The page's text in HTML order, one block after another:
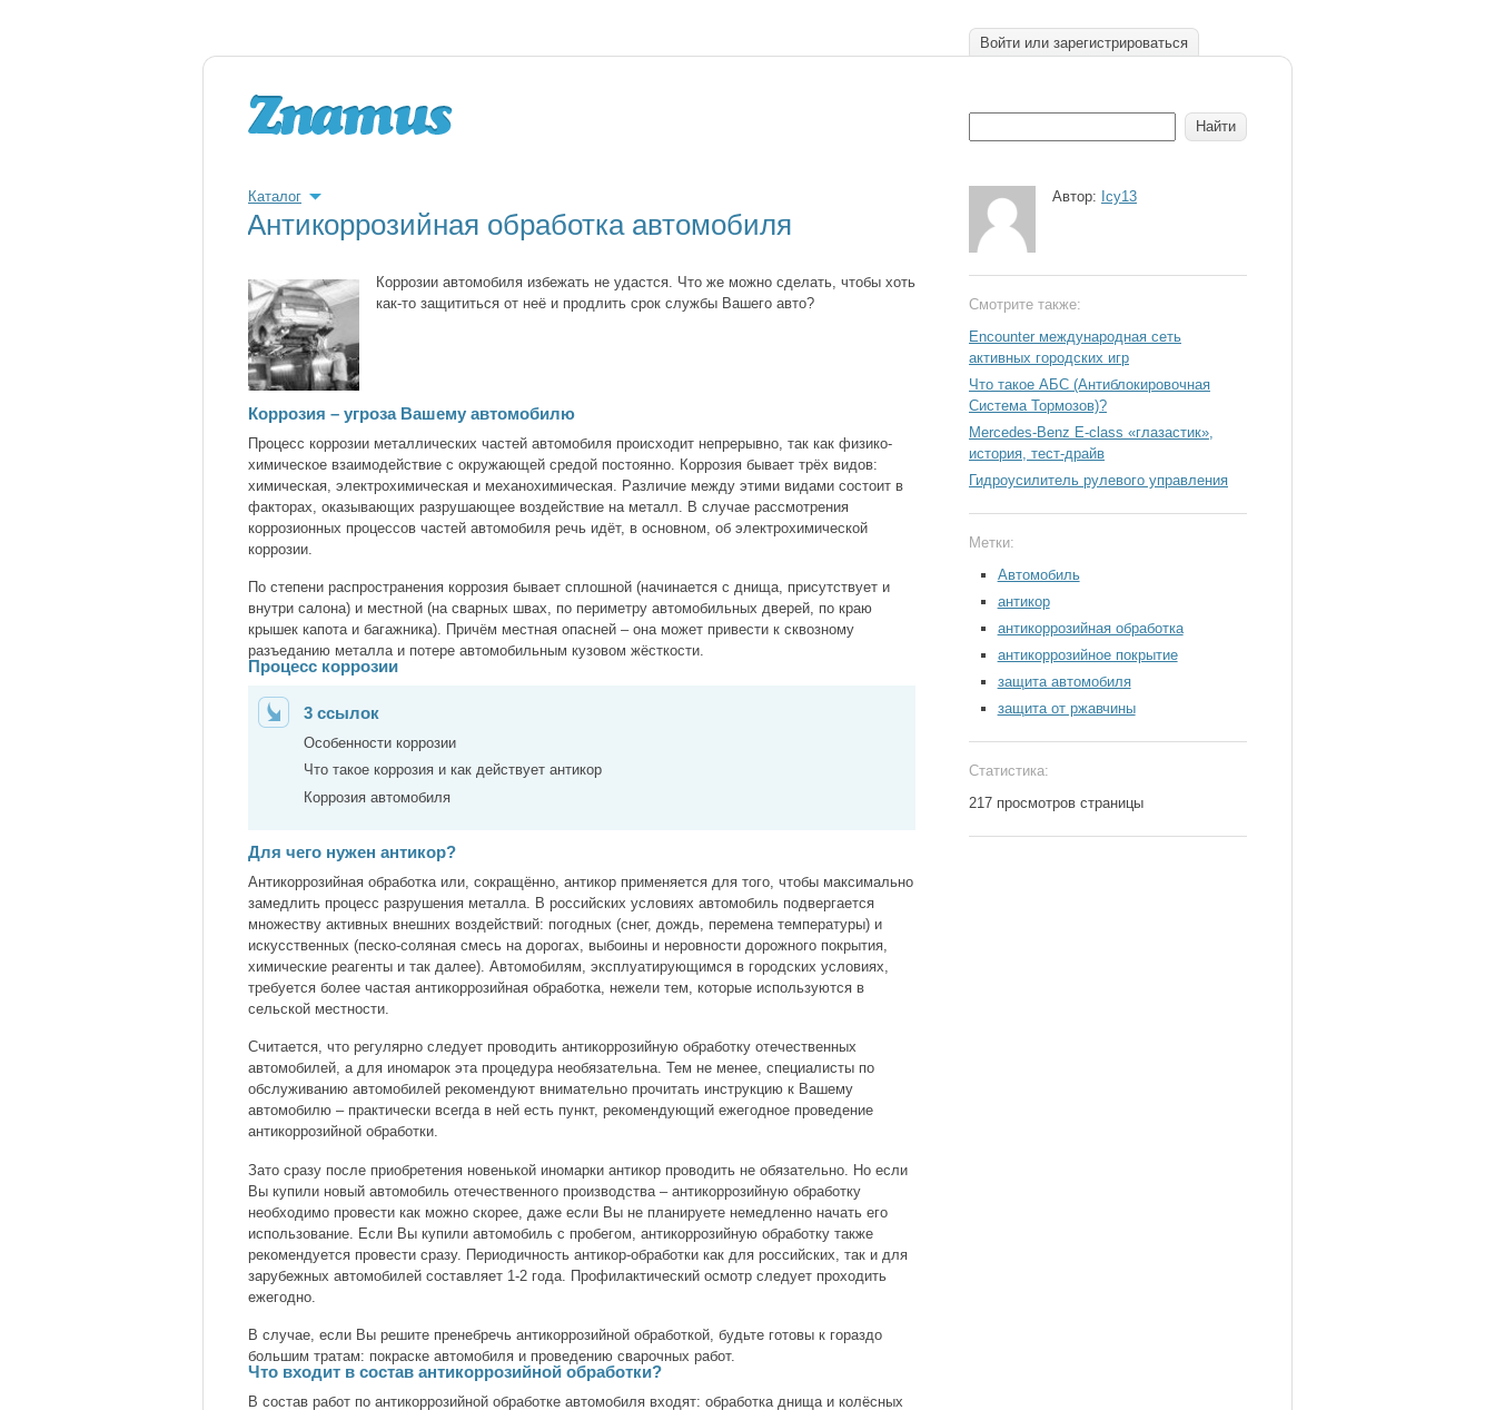
Войти или зарегистрироваться
Каталог
Антикоррозийная обработка автомобиля
Коррозии автомобиля избежать не удастся. Что же можно сделать, чтобы хоть
как-то защититься от неё и продлить срок службы Вашего авто?
Коррозия – угроза Вашему автомобилю
Процесс коррозии металлических частей автомобиля происходит непрерывно, так как физико-
химическое взаимодействие с окружающей средой постоянно. Коррозия бывает трёх видов:
химическая, электрохимическая и механохимическая. Различие между этими видами состоит в
факторах, оказывающих разрушающее воздействие на металл. В случае рассмотрения
коррозионных процессов частей автомобиля речь идёт, в основном, об электрохимической
коррозии.
По степени распространения коррозия бывает сплошной (начинается с днища, присутствует и
внутри салона) и местной (на сварных швах, по периметру автомобильных дверей, по краю
крышек капота и багажника). Причём местная опасней – она может привести к сквозному
разъеданию металла и потере автомобильным кузовом жёсткости.
Процесс коррозии
3 ссылок
Особенности коррозии
Что такое коррозия и как действует антикор
Коррозия автомобиля
Для чего нужен антикор?
Антикоррозийная обработка или, сокращённо, антикор применяется для того, чтобы максимально
замедлить процесс разрушения металла. В российских условиях автомобиль подвергается
множеству активных внешних воздействий: погодных (снег, дождь, перемена температуры) и
искусственных (песко-соляная смесь на дорогах, выбоины и неровности дорожного покрытия,
химические реагенты и так далее). Автомобилям, эксплуатирующимся в городских условиях,
требуется более частая антикоррозийная обработка, нежели тем, которые используются в
сельской местности.
Считается, что регулярно следует проводить антикоррозийную обработку отечественных
автомобилей, а для иномарок эта процедура необязательна. Тем не менее, специалисты по
обслуживанию автомобилей рекомендуют внимательно прочитать инструкцию к Вашему
автомобилю – практически всегда в ней есть пункт, рекомендующий ежегодное проведение
антикоррозийной обработки.
Зато сразу после приобретения новенькой иномарки антикор проводить не обязательно. Но если
Вы купили новый автомобиль отечественного производства – антикоррозийную обработку
необходимо провести как можно скорее, даже если Вы не планируете немедленно начать его
использование. Если Вы купили автомобиль с пробегом, антикоррозийную обработку также
рекомендуется провести сразу. Периодичность антикор-обработки как для российских, так и для
зарубежных автомобилей составляет 1-2 года. Профилактический осмотр следует проходить
ежегодно.
В случае, если Вы решите пренебречь антикоррозийной обработкой, будьте готовы к гораздо
большим тратам: покраске автомобиля и проведению сварочных работ.
Что входит в состав антикоррозийной обработки?
В состав работ по антикоррозийной обработке автомобиля входят: обработка днища и колёсных
Автор: Icy13
Смотрите также:
Encounter международная сеть
активных городских игр
Что такое АБС (Антиблокировочная
Система Тормозов)?
Mercedes-Benz Е-class «глазастик»,
история, тест-драйв
Гидроусилитель рулевого управления
Метки:
Автомобиль
антикор
антикоррозийная обработка
антикоррозийное покрытие
защита автомобиля
защита от ржавчины
Статистика:
217 просмотров страницы